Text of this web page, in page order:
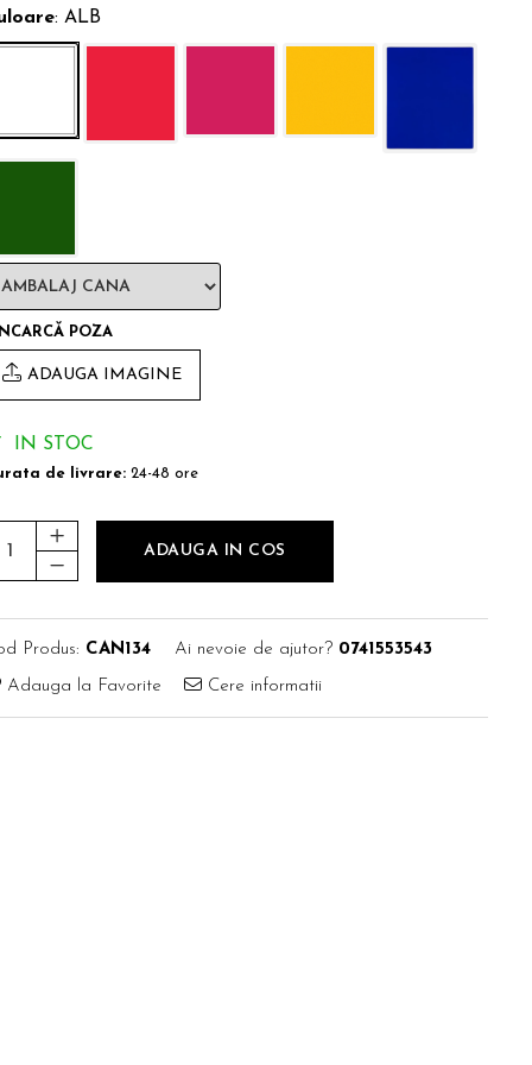
: ALB
POZA
ADAUGA IMAGINE
IN STOC
de livrare: 24-48 ore
ADAUGA IN COS
Produs: CAN134 Ai nevoie de ajutor? 0741553543
Adauga la Favorite Cere informatii